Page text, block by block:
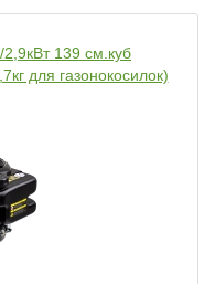
139 см.куб
для газонокосилок)